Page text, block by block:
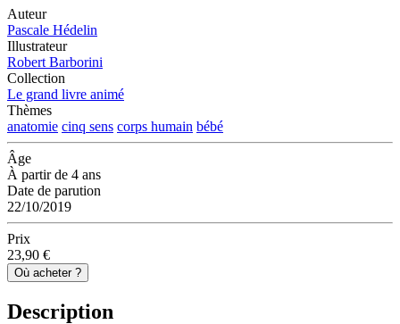
Auteur
Pascale Hédelin
Illustrateur
Robert Barborini
Collection
Le grand livre animé
Thèmes
anatomie cinq sens corps humain bébé
Âge
À partir de 4 ans
Date de parution
22/10/2019
Prix
23,90 €
Où acheter ?
Description